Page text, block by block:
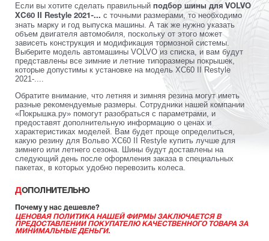
Если вы хотите сделать правильный подбор шины для VOLVO
XC60 II Restyle 2021-... с точными размерами, то необходимо
знать марку и год выпуска машины. А так же нужно указать
объем двигателя автомобиля, поскольку от этого может
зависеть конструкция и модификация тормозной системы.
Выберите модель автомашины VOLVO из списка, и вам будут
представлены все зимние и летние типоразмеры покрышек,
которые допустимы к установке на модель XC60 II Restyle
2021-....
Обратите внимание, что летняя и зимняя резина могут иметь
разные рекомендуемые размеры. Сотрудники нашей компании
«Покрышка.ру» помогут разобраться с параметрами, и
предоставят дополнительную информацию о ценах и
характеристиках моделей. Вам будет проще определиться,
какую резину для Вольво XC60 II Restyle купить лучше для
зимнего или летнего сезона. Шины будут доставлены на
следующий день после оформления заказа в специальных
пакетах, в которых удобно перевозить колеса.
ДОПОЛНИТЕЛЬНО
Почему у нас дешевле?
ЦЕНОВАЯ ПОЛИТИКА НАШЕЙ ФИРМЫ ЗАКЛЮЧАЕТСЯ В
ПРЕДОСТАВЛЕНИИ ПОКУПАТЕЛЮ КАЧЕСТВЕННОГО ТОВАРА ЗА
МИНИМАЛЬНЫЕ ДЕНЬГИ.